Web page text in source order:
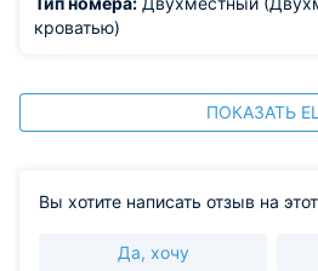
кроватью)
ПОКАЗАТЬ
Вы хотите написать отзыв на
Да, хочу